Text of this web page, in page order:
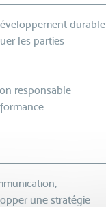
durable
les parties
responsable
une stratégie